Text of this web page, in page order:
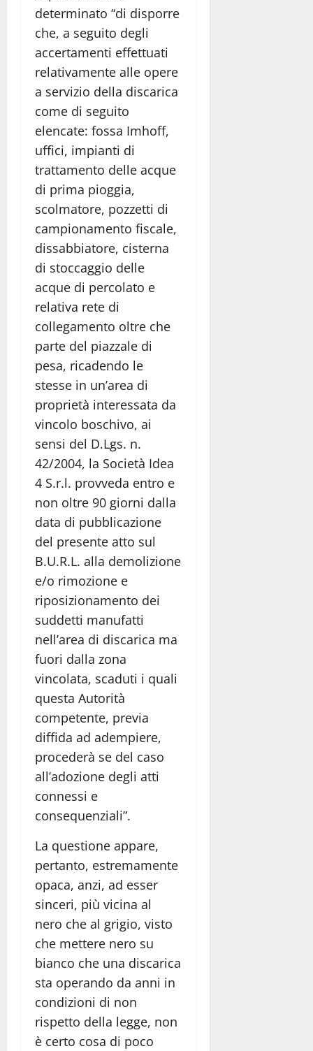
determinato “di disporre
che, a seguito degli
accertamenti effettuati
relativamente alle opere
a servizio della discarica
come di seguito
elencate: fossa Imhoff,
uffici, impianti di
trattamento delle acque
di prima pioggia,
scolmatore, pozzetti di
campionamento fiscale,
dissabbiatore, cisterna
di stoccaggio delle
acque di percolato e
relativa rete di
collegamento oltre che
parte del piazzale di
pesa, ricadendo le
stesse in un’area di
proprietà interessata da
vincolo boschivo, ai
sensi del D.Lgs. n.
42/2004, la Società Idea
4 S.r.l. provveda entro e
non oltre 90 giorni dalla
data di pubblicazione
del presente atto sul
B.U.R.L. alla demolizione
e/o rimozione e
riposizionamento dei
suddetti manufatti
nell’area di discarica ma
fuori dalla zona
vincolata, scaduti i quali
questa Autorità
competente, previa
diffida ad adempiere,
procederà se del caso
all’adozione degli atti
connessi e
consequenziali”.
La questione appare,
pertanto, estremamente
opaca, anzi, ad esser
sinceri, più vicina al
nero che al grigio, visto
che mettere nero su
bianco che una discarica
sta operando da anni in
condizioni di non
rispetto della legge, non
è certo cosa di poco